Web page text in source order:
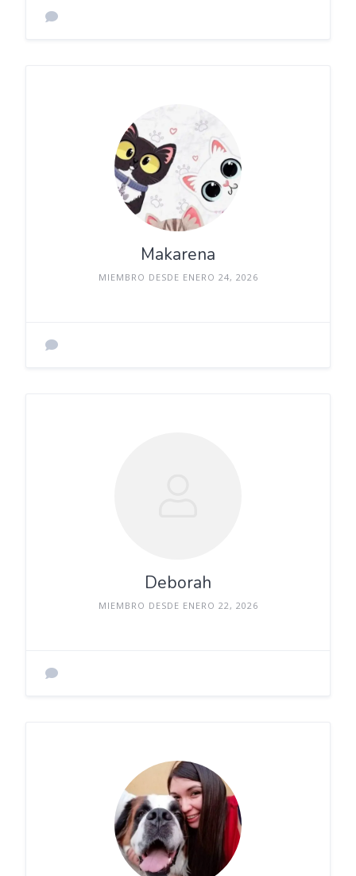
Makarena
MIEMBRO DESDE ENERO 24, 2026
Deborah
MIEMBRO DESDE ENERO 22, 2026